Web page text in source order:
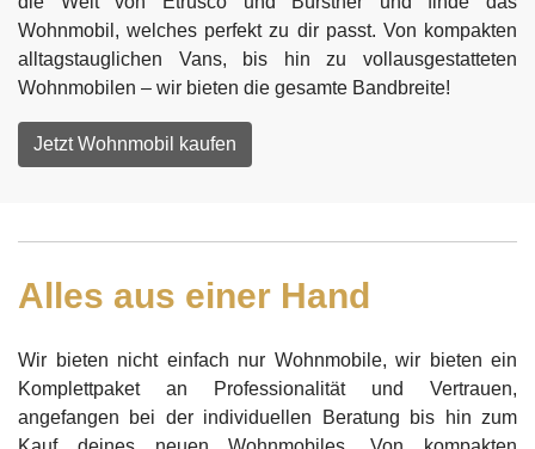
Wohnmobil, welches perfekt zu dir passt. Von kompakten
alltagstauglichen Vans, bis hin zu vollausgestatteten
Wohnmobilen – wir bieten die gesamte Bandbreite!
Jetzt Wohnmobil kaufen
Alles aus einer Hand
Wir bieten nicht einfach nur Wohnmobile, wir bieten ein
Komplettpaket an Professionalität und Vertrauen,
angefangen bei der individuellen Beratung bis hin zum